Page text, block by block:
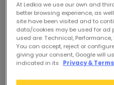
At Ledkia we use our own and
better browsing experience, as
site have been visited and to
data/cookies may be used for ad
used are: Technical,
You can accept, reject or
giving your consent, Google will
indicated in its
Privacy & Terms